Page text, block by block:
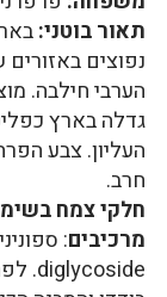
תאור בוטני:
נפוצים באזורים
הערבי חילבה.
גדלה בארץ
העליון. צבע
חרב.
חלקי צמח
מרכיבים